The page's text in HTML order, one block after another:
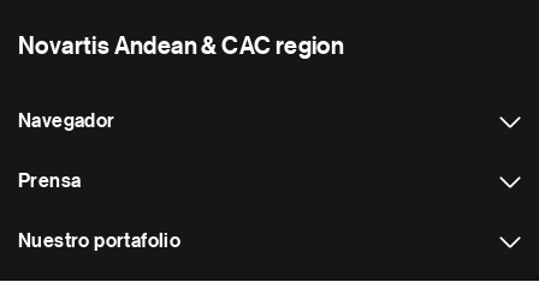
Novartis Andean & CAC region
Navegador
Prensa
Nuestro portafolio